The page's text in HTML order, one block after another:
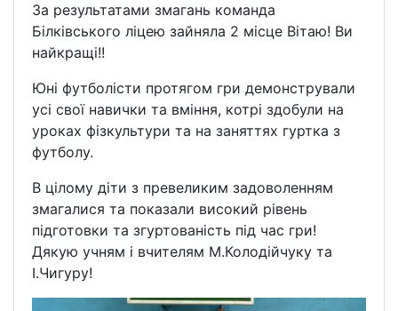
За результатами змагань команда
Білківського ліцею зайняла 2 місце Вітаю! Ви
найкращі!!
Юні футболісти протягом гри демонстрували
усі свої навички та вміння, котрі здобули на
уроках фізкультури та на заняттях гуртка з
футболу.
В цілому діти з превеликим задоволенням
змагалися та показали високий рівень
підготовки та згуртованість під час гри!
Дякую учням і вчителям М.Колодійчуку та
І.Чигуру!